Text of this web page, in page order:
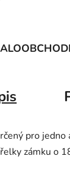
pro
zámku o